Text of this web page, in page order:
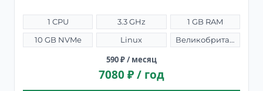
1 CPU 3.3 GHz
1 GB RAM
10 GB NVMe
Linux Великобритания, Лондон
590 ₽ / месяц
7080 ₽ / год